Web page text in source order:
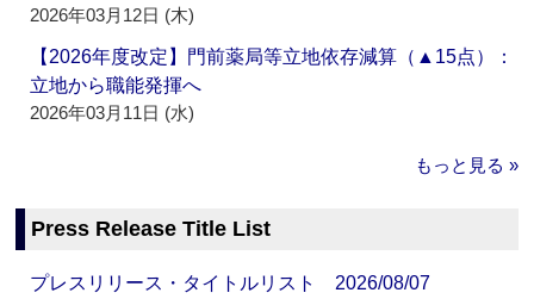
2026年03月12日 (木)
【2026年度改定】門前薬局等立地依存減算（▲15点）：
立地から職能発揮へ
2026年03月11日 (水)
もっと見る »
Press Release Title List
プレスリリース・タイトルリスト 2026/08/07